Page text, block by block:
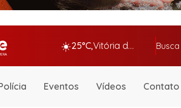
☀️25°C, Vitória da Conq… Busca
Eventos Vídeos Contato